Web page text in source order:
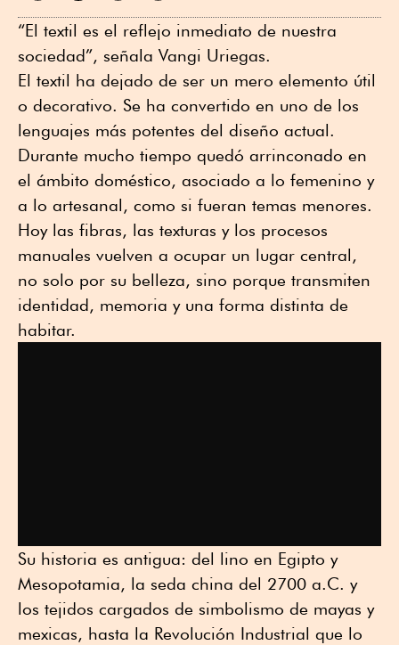
“El textil es el reflejo inmediato de nuestra
sociedad”, señala Vangi Uriegas.
El textil ha dejado de ser un mero elemento útil
o decorativo. Se ha convertido en uno de los
lenguajes más potentes del diseño actual.
Durante mucho tiempo quedó arrinconado en
el ámbito doméstico, asociado a lo femenino y
a lo artesanal, como si fueran temas menores.
Hoy las fibras, las texturas y los procesos
manuales vuelven a ocupar un lugar central,
no solo por su belleza, sino porque transmiten
identidad, memoria y una forma distinta de
habitar.
Su historia es antigua: del lino en Egipto y
Mesopotamia, la seda china del 2700 a.C. y
los tejidos cargados de simbolismo de mayas y
mexicas, hasta la Revolución Industrial que lo